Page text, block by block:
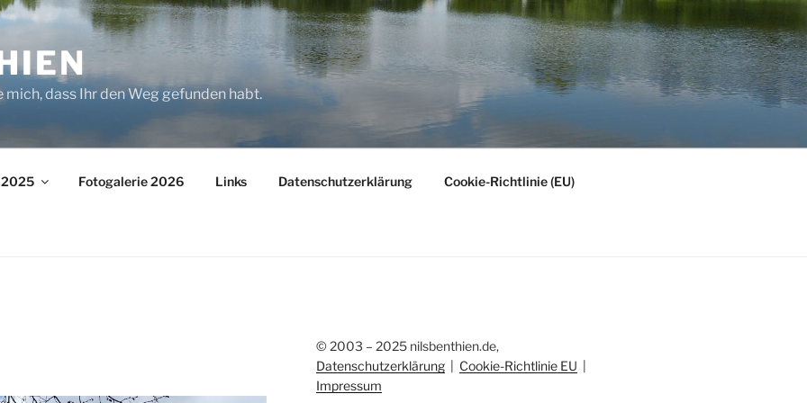
dass Ihr den Weg gefunden habt.
2025 Fotogalerie 2026 Links Datenschutzerklärung Cookie-Richtlinie (EU)
© 2003 – 2025 nilsbenthien.de,
Datenschutzerklärung| Cookie-Richtlinie EU
Impressum